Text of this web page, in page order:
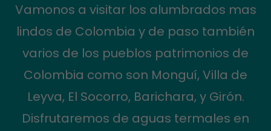
Vamonos a visitar los alumbrados mas
lindos de Colombia y de paso también
varios de los pueblos patrimonios de
Colombia como son Monguí, Villa de
Leyva, El Socorro, Barichara, y Girón.
Disfrutaremos de aguas termales en